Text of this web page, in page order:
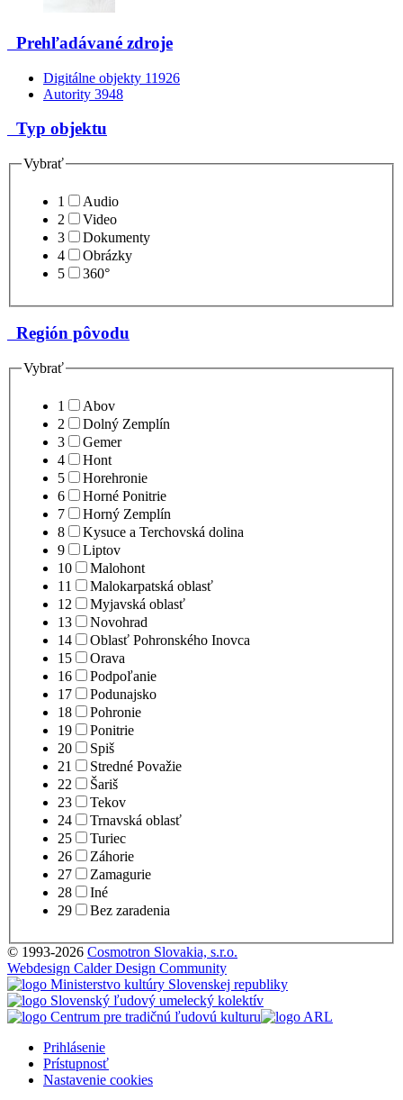
Prehľadávané zdroje
Digitálne objekty 11926
Autority 3948
Typ objektu
Vybrať
1
Audio
2
Video
3
Dokumenty
4
Obrázky
5
360°
Región pôvodu
Vybrať
1
Abov
2
Dolný Zemplín
3
Gemer
4
Hont
5
Horehronie
6
Horné Ponitrie
7
Horný Zemplín
8
Kysuce a Terchovská dolina
9
Liptov
10
Malohont
11
Malokarpatská oblasť
12
Myjavská oblasť
13
Novohrad
14
Oblasť Pohronského Inovca
15
Orava
16
Podpoľanie
17
Podunajsko
18
Pohronie
19
Ponitrie
20
Spiš
21
Stredné Považie
22
Šariš
23
Tekov
24
Trnavská oblasť
25
Turiec
26
Záhorie
27
Zamagurie
28
Iné
29
Bez zaradenia
© 1993-2026 Cosmotron Slovakia, s.r.o.
Webdesign Calder Design Community
Prihlásenie
Prístupnosť
Nastavenie cookies